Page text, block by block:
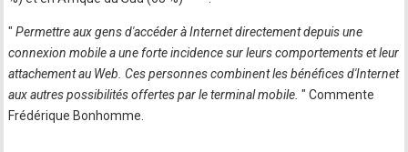
" Permettre aux gens d'accéder à Internet directement depuis une
connexion mobile a une forte incidence sur leurs comportements et leur
attachement au Web. Ces personnes combinent les bénéfices d'Internet
aux autres possibilités offertes par le terminal mobile." Commente
Frédérique Bonhomme.